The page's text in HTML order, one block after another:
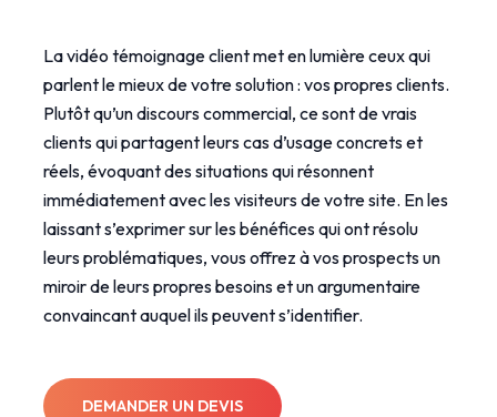
La vidéo témoignage client met en lumière ceux qui
parlent le mieux de votre solution : vos propres clients.
Plutôt qu’un discours commercial, ce sont de vrais
clients qui partagent leurs cas d’usage concrets et
réels, évoquant des situations qui résonnent
immédiatement avec les visiteurs de votre site. En les
laissant s’exprimer sur les bénéfices qui ont résolu
leurs problématiques, vous offrez à vos prospects un
miroir de leurs propres besoins et un argumentaire
convaincant auquel ils peuvent s’identifier.
DEMANDER UN DEVIS